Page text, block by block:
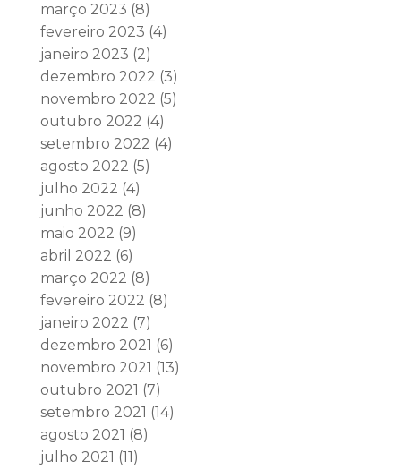
março 2023 (8)
fevereiro 2023 (4)
janeiro 2023 (2)
dezembro 2022 (3)
novembro 2022 (5)
outubro 2022 (4)
setembro 2022 (4)
agosto 2022 (5)
julho 2022 (4)
junho 2022 (8)
maio 2022 (9)
abril 2022 (6)
março 2022 (8)
fevereiro 2022 (8)
janeiro 2022 (7)
dezembro 2021 (6)
novembro 2021 (13)
outubro 2021 (7)
setembro 2021 (14)
agosto 2021 (8)
julho 2021 (11)